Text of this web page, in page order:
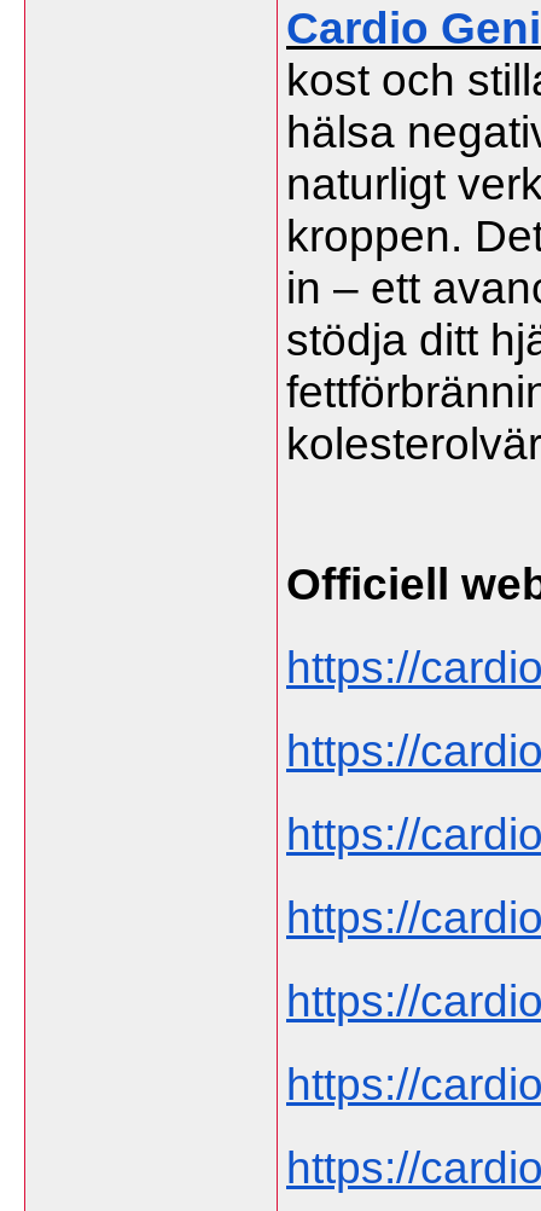
Cardio
kost och
hälsa
naturligt
kroppen.
in – ett
stödja ditt
Officiell
https://
https://
https://
https://
https://
https://
https://